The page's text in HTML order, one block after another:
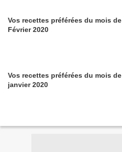
Vos recettes préférées du mois de
Février 2020
Vos recettes préférées du mois de
janvier 2020